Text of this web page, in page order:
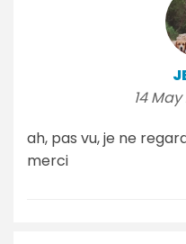
14
ah, pas vu, je ne
merci